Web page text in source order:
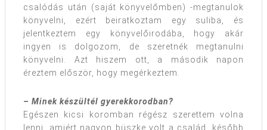
csalódás után (saját könyvelőmben) -megtanulok
könyvelni, ezért beiratkoztam egy suliba, és
jelentkeztem egy könyvelőirodába, hogy akár
ingyen is dolgozom, de szeretnék megtanulni
könyvelni. Azt hiszem ott, a második napon
éreztem először, hogy megérkeztem.
– Minek készültél gyerekkorodban?
Egészen kicsi koromban régész szerettem volna
lenni, amiért nagyon büszke volt a család, később